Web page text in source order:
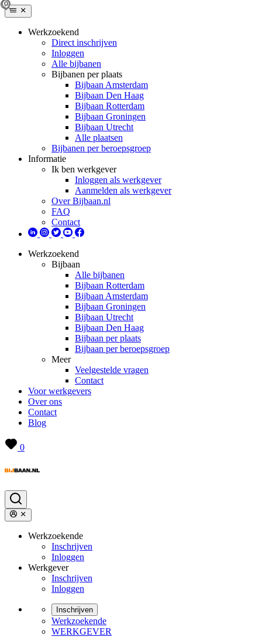
Werkzoekend
Direct inschrijven
Inloggen
Alle bijbanen
Bijbanen per plaats
Bijbaan Amsterdam
Bijbaan Den Haag
Bijbaan Rotterdam
Bijbaan Groningen
Bijbaan Utrecht
Alle plaatsen
Bijbanen per beroepsgroep
Informatie
Ik ben werkgever
Inloggen als werkgever
Aanmelden als werkgever
Over Bijbaan.nl
FAQ
Contact
Werkzoekend
Bijbaan
Alle bijbanen
Bijbaan Rotterdam
Bijbaan Amsterdam
Bijbaan Groningen
Bijbaan Utrecht
Bijbaan Den Haag
Bijbaan per plaats
Bijbaan per beroepsgroep
Meer
Veelgestelde vragen
Contact
Voor werkgevers
Over ons
Contact
Blog
0
Werkzoekende
Inschrijven
Inloggen
Werkgever
Inschrijven
Inloggen
Inschrijven
Werkzoekende
WERKGEVER